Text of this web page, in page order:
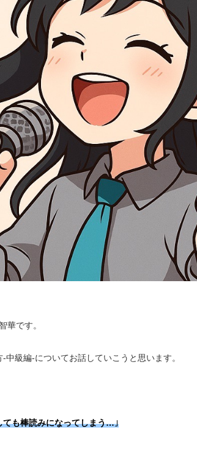
華です。
級編-についてお話していこうと思います。
ても棒読みになってしまう…｣